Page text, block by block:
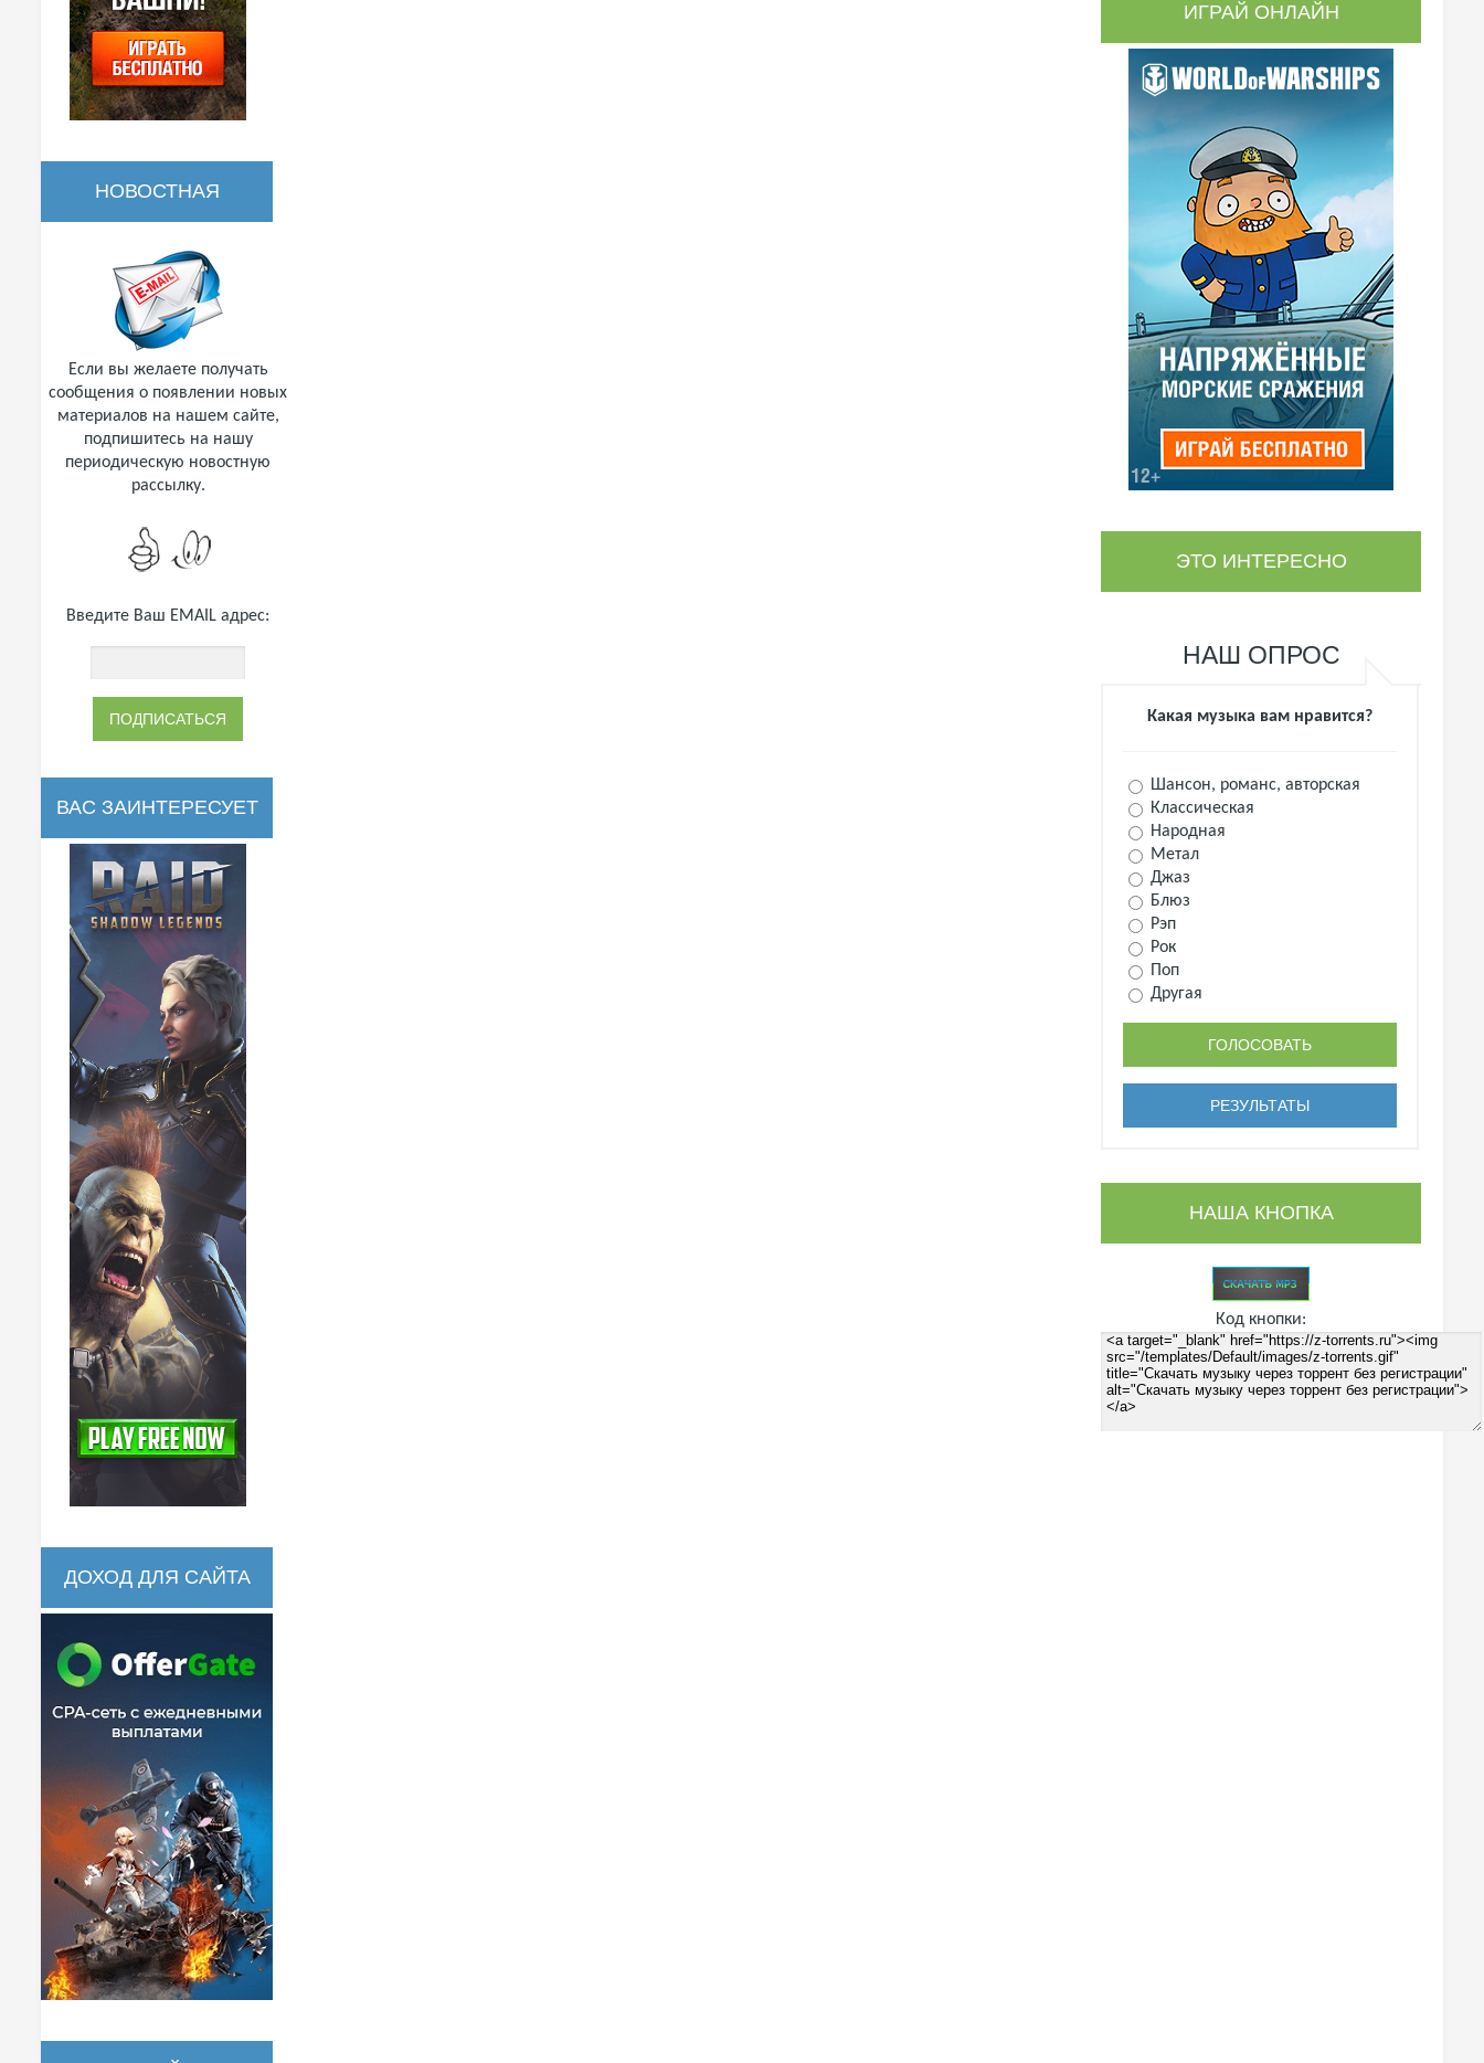
НОВОСТНАЯ
РАССЫЛКА
Если вы желаете получать
сообщения о появлении новых
материалов на нашем сайте,
подпишитесь на нашу
периодическую новостную
рассылку.
Введите Ваш EMAIL адрес:
ВАС ЗАИНТЕРЕСУЕТ
ДОХОД ДЛЯ САЙТА
ИГРАЙ ОНЛАЙН
ЭТО ИНТЕРЕСНО
НАШ ОПРОС
Какая музыка вам нравится?
Шансон, романс, авторская
Классическая
Народная
Метал
Джаз
Блюз
Рэп
Рок
Поп
Другая
НАША КНОПКА
Код кнопки: